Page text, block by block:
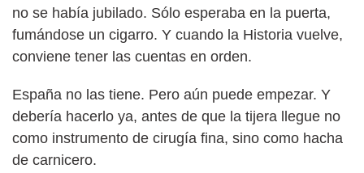
no se había jubilado. Sólo esperaba en la puerta,
fumándose un cigarro. Y cuando la Historia vuelve,
conviene tener las cuentas en orden.
España no las tiene. Pero aún puede empezar. Y
debería hacerlo ya, antes de que la tijera llegue no
como instrumento de cirugía fina, sino como hacha
de carnicero.